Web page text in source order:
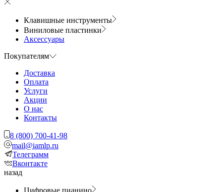
Клавишные инструменты
Виниловые пластинки
Аксессуары
Покупателям
Доставка
Оплата
Услуги
Акции
О нас
Контакты
8 (800) 700-41-98
mail@iamlp.ru
Телеграмм
Вконтакте
назад
Цифровые пианино